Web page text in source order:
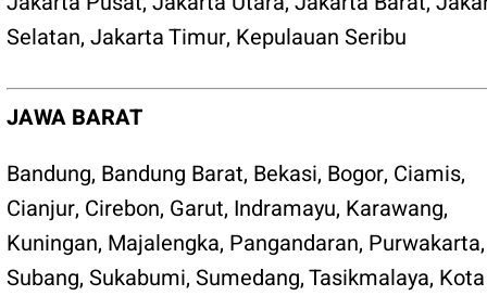
Selatan, Jakarta Timur, Kepulauan Seribu
JAWA BARAT
Bandung, Bandung Barat, Bekasi, Bogor, Ciamis,
Cianjur, Cirebon, Garut, Indramayu, Karawang,
Kuningan, Majalengka, Pangandaran, Purwakarta,
Subang, Sukabumi, Sumedang,Tasikmalaya, Kota